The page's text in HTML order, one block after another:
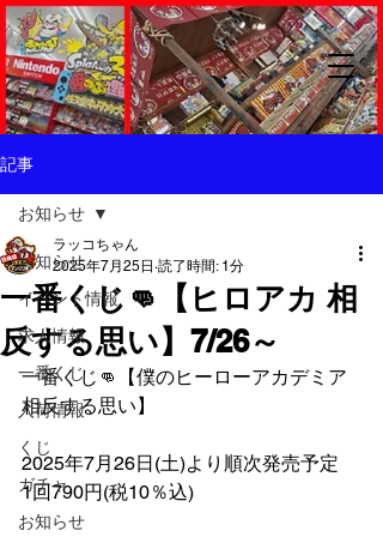
記事
お知らせ
イベント情報
求人情報
一番くじ
入荷情報
くじ
ガチャ
お知らせ
お知らせ
一番くじ👊【ヒロアカ 相
反する思い】7/26～
ラッコちゃん
2025年7月25日 読了時間: 1分
一番くじ👊【僕のヒーローアカデミア
相反する思い】
2025年7月26日(土)より順次発売予定
1回790円(税10％込)